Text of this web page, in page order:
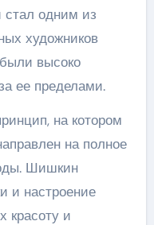
стал одним из
художников
высоко
ее пределами.
на котором
на полное
Шишкин
и настроение
красоту и